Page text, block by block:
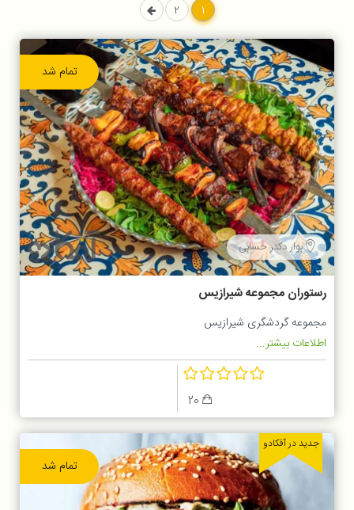
1
2
تمام شد
بوار دکتر حسابی
رستوران مجموعه شیرازیس
مجموعه گردشگری شیرازیس
اطلاعات بیشتر...
تمام شد
جدید در آفکادو